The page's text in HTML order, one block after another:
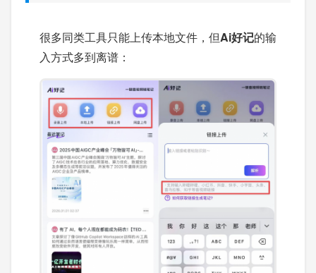
很多同类工具只能上传本地文件，但Ai好记的输
入方式多到离谱：